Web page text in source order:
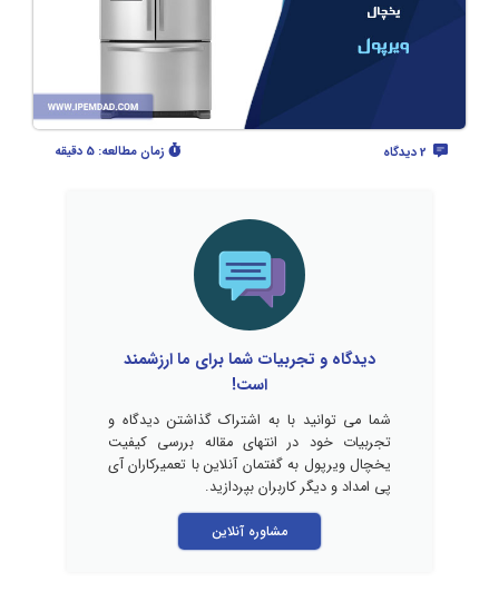
زمان مطالعه: 5 دقیقه
دیدگاه و تجربیات شما برای ما ارزشمند
است!
شما می توانید با به اشتراک گذاشتن دیدگاه و
تجربیات خود در انتهای مقاله بررسی کیفیت
یخچال ویرپول به گفتمان آنلاین با تعمیرکاران آی
پی امداد و دیگر کاربران بپردازید.
مشاوره آنلاین